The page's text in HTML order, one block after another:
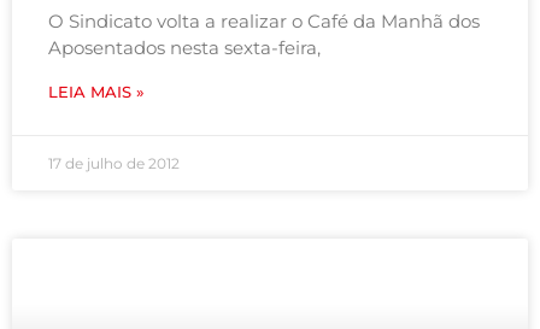
O Sindicato volta a realizar o Café da Manhã dos
Aposentados nesta sexta-feira,
LEIA MAIS »
17 de julho de 2012